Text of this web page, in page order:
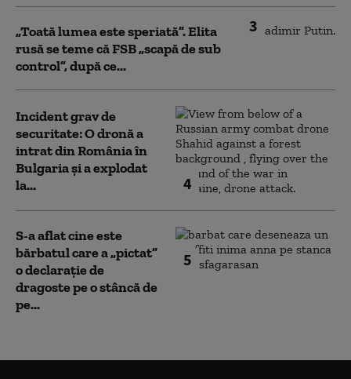
3
„Toată lumea este speriată”. Elita
rusă se teme că FSB „scapă de sub
control”, după ce...
4
Incident grav de
securitate: O dronă a
intrat din România în
Bulgaria şi a explodat
la...
5
S-a aflat cine este
bărbatul care a „pictat”
o declarație de
dragoste pe o stâncă de
pe...